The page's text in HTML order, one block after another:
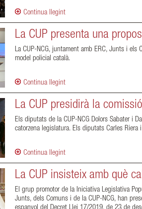
Continua llegint
La CUP presenta una
La CUP-NCG, juntament amb ERC, Junts i els
model policial català.
Continua llegint
La CUP presidirà la
Els diputats de la CUP-NCG Dolors Sabater i
catorzena legislatura. Els diputats Carles Riera
Continua llegint
La CUP insisteix amb què
El grup promotor de la Iniciativa Legislativa
Junts, dels Comuns i de la CUP-NCG, han